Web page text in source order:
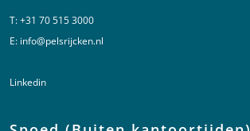
T:+31 70 515 3000
E: info@pelsrijcken.nl
Linkedin